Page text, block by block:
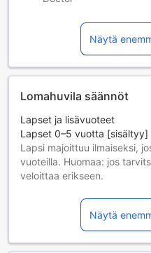
Näytä
Lomahuvila säännöt
Lapset ja lisävuoteet
Lapset 0–5 vuotta [sisältyy]
Lapsi majoittuu ilmaiseksi,
vuoteilla. Huomaa: jos
veloittaa erikseen.
tarkista kunkin huoneen
Kun varaat enemmän kuin
ehdot saattavat päteä.
Näytä